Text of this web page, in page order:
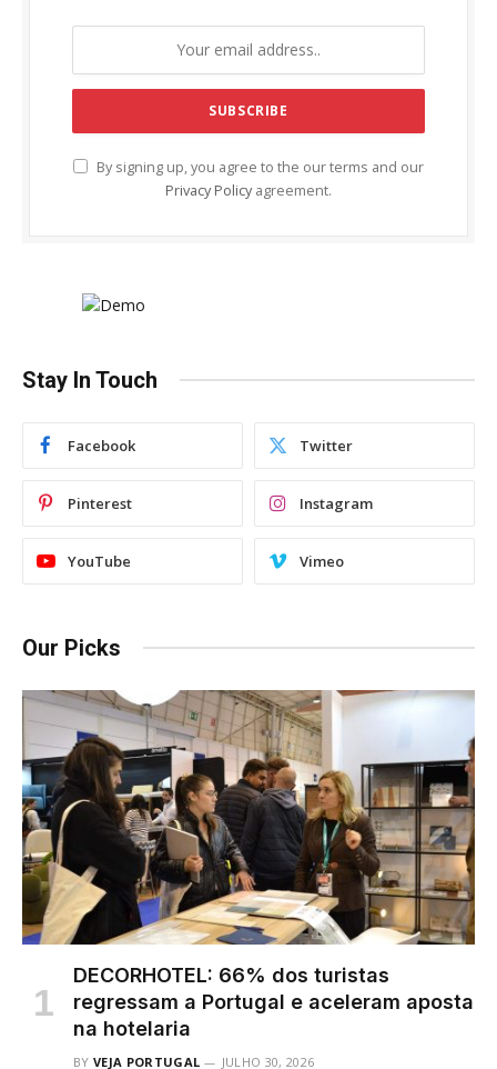
By signing up, you agree to the our terms and our
Privacy Policy agreement.
Stay In Touch
Facebook Twitter
Pinterest Instagram
YouTube Vimeo
Our Picks
DECORHOTEL: 66% dos turistas
regressam a Portugal e aceleram aposta
na hotelaria
BY VEJA PORTUGAL JULHO 30, 2026